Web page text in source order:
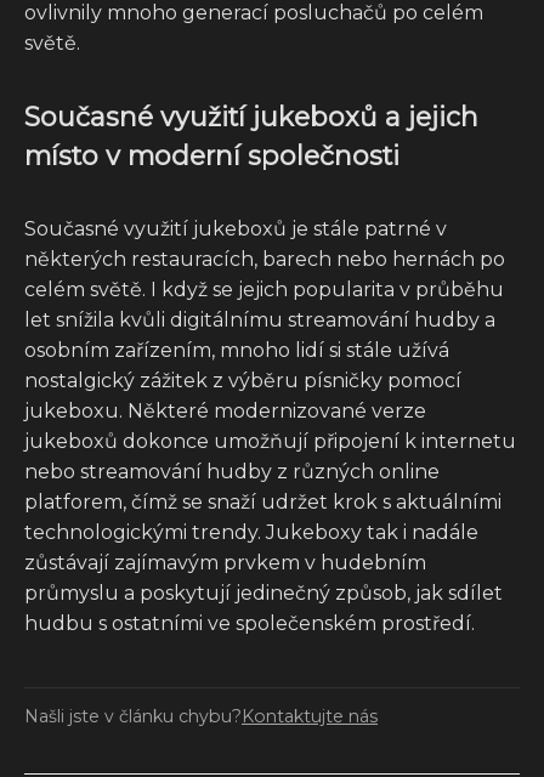
ovlivnily mnoho generací posluchačů po celém
světě.
Současné využití jukeboxů a jejich
místo v moderní společnosti
Současné využití jukeboxů je stále patrné v
některých restauracích, barech nebo hernách po
celém světě. I když se jejich popularita v průběhu
let snížila kvůli digitálnímu streamování hudby a
osobním zařízením, mnoho lidí si stále užívá
nostalgický zážitek z výběru písničky pomocí
jukeboxu. Některé modernizované verze
jukeboxů dokonce umožňují připojení k internetu
nebo streamování hudby z různých online
platforem, čímž se snaží udržet krok s aktuálními
technologickými trendy. Jukeboxy tak i nadále
zůstávají zajímavým prvkem v hudebním
průmyslu a poskytují jedinečný způsob, jak sdílet
hudbu s ostatními ve společenském prostředí.
Našli jste v článku chybu?Kontaktujte nás